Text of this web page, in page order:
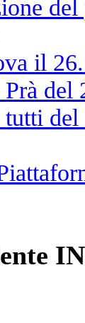
del
il
del